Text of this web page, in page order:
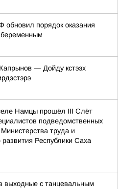
обновил порядок оказания
— Дойду кстээх
Намцы прошёл III Слёт
подведомственных
труда и
развития Республики Саха
выходные с танцевальным